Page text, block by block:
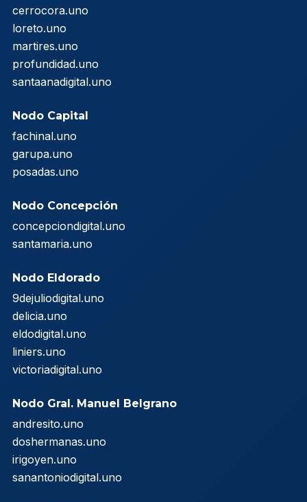
cerrocora.uno
loreto.uno
martires.uno
profundidad.uno
santaanadigital.uno
Nodo Capital
fachinal.uno
garupa.uno
posadas.uno
Nodo Concepción
concepciondigital.uno
santamaria.uno
Nodo Eldorado
9dejuliodigital.uno
delicia.uno
eldodigital.uno
liniers.uno
victoriadigital.uno
Nodo Gral. Manuel Belgrano
andresito.uno
doshermanas.uno
irigoyen.uno
sanantoniodigital.uno